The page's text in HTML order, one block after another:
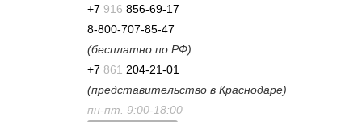
+7 916 856-69-17
8-800-707-85-47
(бесплатно по РФ)
+7 861 204-21-01
(представительство в Краснодаре)
пн-пт. 9:00-18:00